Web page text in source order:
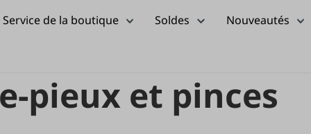
Service de la boutique Soldes Nouveautés
pieux et pinces